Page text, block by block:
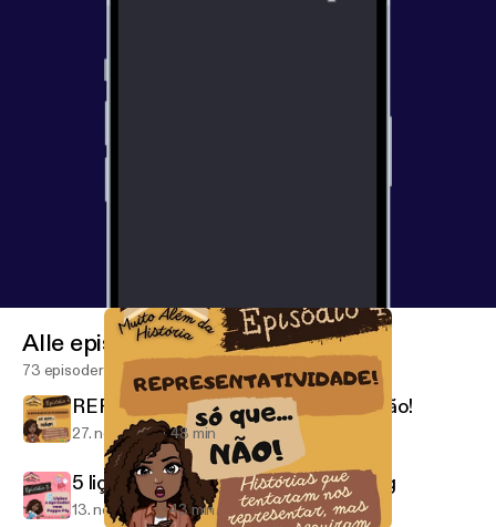
Alle episoder
73 episoder
REPRESENTATIVIDADE...só que não!
27. nov. 2021 48 min
5 lições a aprender com a Peppa Pig
13. nov. 2021 43 min